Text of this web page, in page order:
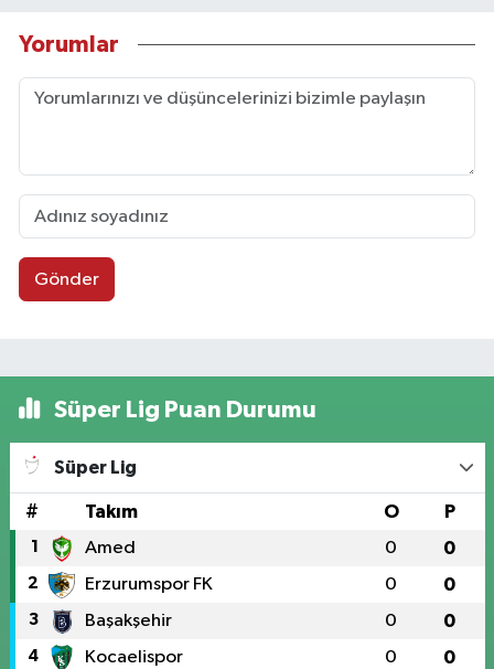
Yorumlar
Gönder
Süper Lig Puan Durumu
Süper Lig
# Takım O P
1 Amed 0 0
2 Erzurumspor FK 0 0
3 Başakşehir 0 0
4 Kocaelispor 0 0